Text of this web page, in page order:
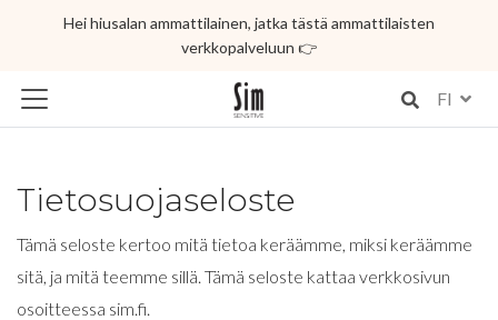
Hei hiusalan ammattilainen, jatka tästä ammattilaisten
verkkopalveluun 👉
FI
Tietosuojaseloste
Tämä seloste kertoo mitä tietoa keräämme, miksi keräämme
sitä, ja mitä teemme sillä. Tämä seloste kattaa verkkosivun
osoitteessa sim.fi.